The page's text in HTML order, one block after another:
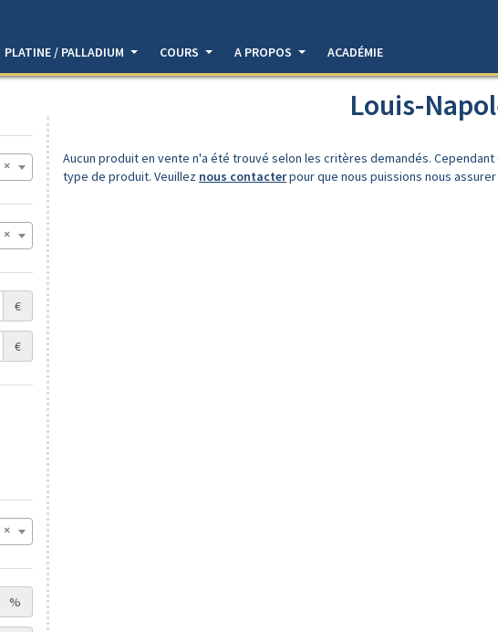
PLATINE / PALLADIUM COURS A PROPOS ACADÉMIE
€
€
%
Louis-
Aucun produit en vente n'a été trouvé selon les critères demandés.
type de produit. Veuillez nous contacterpour que nous puissions nous